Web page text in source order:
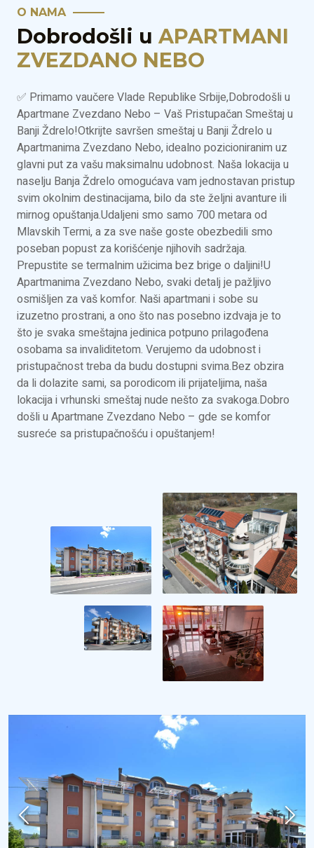
O NAMA
Dobrodošli u APARTMANI
ZVEZDANO NEBO
✅ Primamo vaučere Vlade Republike Srbije,Dobrodošli u
Apartmane Zvezdano Nebo – Vaš Pristupačan Smeštaj u
Banji Ždrelo!Otkrijte savršen smeštaj u Banji Ždrelo u
Apartmanima Zvezdano Nebo, idealno pozicioniranim uz
glavni put za vašu maksimalnu udobnost. Naša lokacija u
naselju Banja Ždrelo omogućava vam jednostavan pristup
svim okolnim destinacijama, bilo da ste željni avanture ili
mirnog opuštanja.Udaljeni smo samo 700 metara od
Mlavskih Termi, a za sve naše goste obezbedili smo
poseban popust za korišćenje njihovih sadržaja.
Prepustite se termalnim užicima bez brige o daljini!U
Apartmanima Zvezdano Nebo, svaki detalj je pažljivo
osmišljen za vaš komfor. Naši apartmani i sobe su
izuzetno prostrani, a ono što nas posebno izdvaja je to
što je svaka smeštajna jedinica potpuno prilagođena
osobama sa invaliditetom. Verujemo da udobnost i
pristupačnost treba da budu dostupni svima.Bez obzira
da li dolazite sami, sa porodicom ili prijateljima, naša
lokacija i vrhunski smeštaj nude nešto za svakoga.Dobro
došli u Apartmane Zvezdano Nebo – gde se komfor
susreće sa pristupačnošću i opuštanjem!